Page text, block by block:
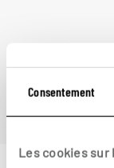
Consentement
Les cookies sur